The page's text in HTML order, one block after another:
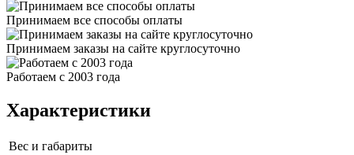
Принимаем все способы оплаты
Принимаем заказы на сайте круглосуточно
Работаем с 2003 года
Характеристики
Вес и габариты